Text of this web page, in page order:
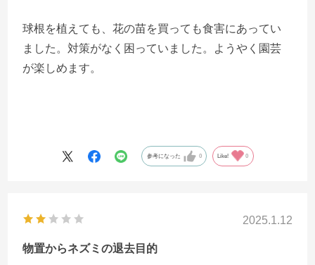
球根を植えても、花の苗を買っても食害にあってい
ました。対策がなく困っていました。ようやく園芸
が楽しめます。
参考になった 0 Like! 0
2025.1.12
物置からネズミの退去目的